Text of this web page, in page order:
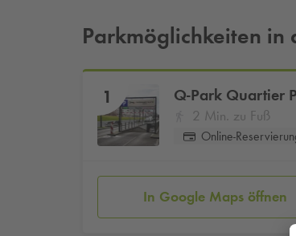
Parkmöglichkeiten in
1 Q-Park Quartier
2 Min. zu Fuß
Online-
In Google Maps öffnen